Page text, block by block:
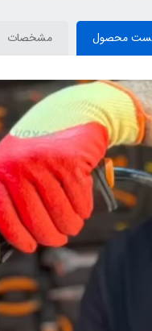
تست محصول مشخصات